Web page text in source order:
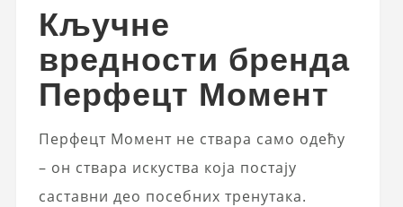
Кључне
вредности бренда
Перфецт Момент
Перфецт Момент не ствара само одећу
– он ствара искуства која постају
саставни део посебних тренутака.